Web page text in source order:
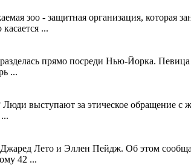
зоо - защитная организация, которая
...
прямо посреди Нью-Йорка.
...
выступают за этическое обращение с
Лето и Эллен Пейдж. Об этом
42 ...